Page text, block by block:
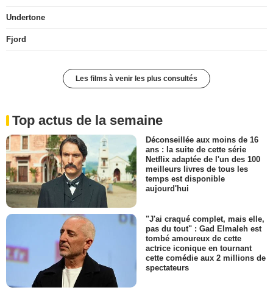
Undertone
Fjord
Les films à venir les plus consultés
Top actus de la semaine
Déconseillée aux moins de 16
ans : la suite de cette série
Netflix adaptée de l'un des 100
meilleurs livres de tous les
temps est disponible
aujourd'hui
"J'ai craqué complet, mais elle,
pas du tout" : Gad Elmaleh est
tombé amoureux de cette
actrice iconique en tournant
cette comédie aux 2 millions de
spectateurs